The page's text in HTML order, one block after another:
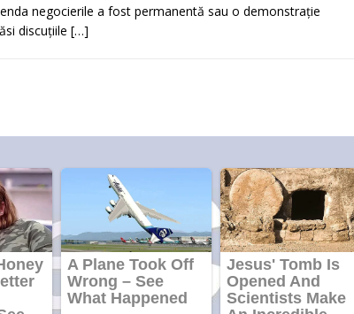
negocierile a fost permanentă sau o demonstrație
discuțiile […]